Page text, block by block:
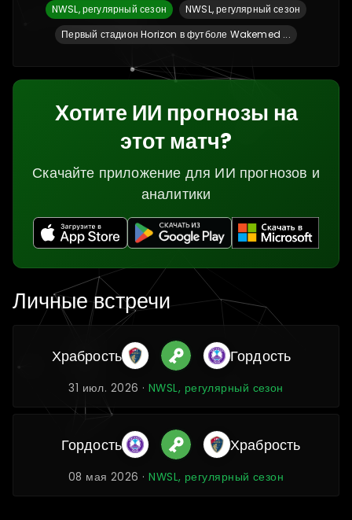
NWSL, регулярный сезон
NWSL, регулярный сезон
Первый стадион Horizon в футболе Wakemed ...
Хотите ИИ прогнозы на
этот матч?
Скачайте приложение для ИИ прогнозов и
аналитики
Личные встречи
Храбрость Гордость
31 июл. 2026 · NWSL, регулярный сезон
Гордость Храбрость
08 мая 2026 ·NWSL, регулярный сезон